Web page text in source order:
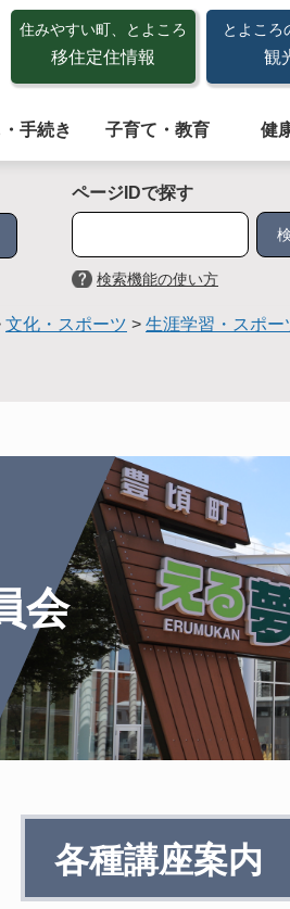
住みやすい町、とよころ
移住定住情報
とよころ
観
手続き 子育て・教育 健
ページIDで探す
検索機能の使い方
文化・スポーツ > 生涯学習・スポー
会
各種講座案内